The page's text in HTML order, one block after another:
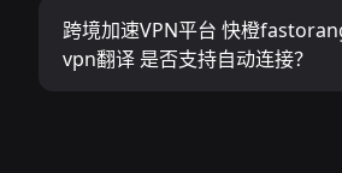
跨境加速VPN平台 快橙
vpn翻译 是否支持自动连接？